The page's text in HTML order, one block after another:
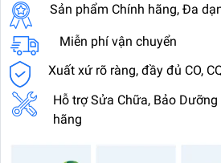
Sản phẩm Chính hãng, Đa
Miễn phí vận chuyển
Xuất xứ rõ ràng, đầy đủ CO,
Hỗ trợ Sửa Chữa, Bảo
hãng